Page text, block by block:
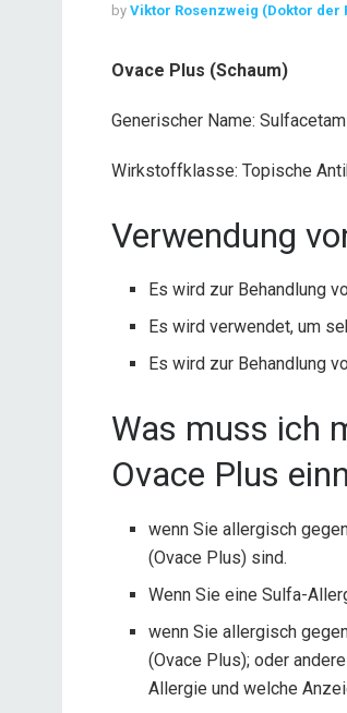
by Viktor Rosenzweig (Doktor der
Ovace Plus (Schaum)
Generischer Name:
Wirkstoffklasse: Topische
Verwendung
Es wird zur Behandlung
Es wird verwendet, um
Es wird zur Behandlung
Was muss ich
Ovace Plus
wenn Sie allergisch
(Ovace Plus) sind.
Wenn Sie eine Sulfa-
wenn Sie allergisch
(Ovace Plus); oder
Allergie und welche